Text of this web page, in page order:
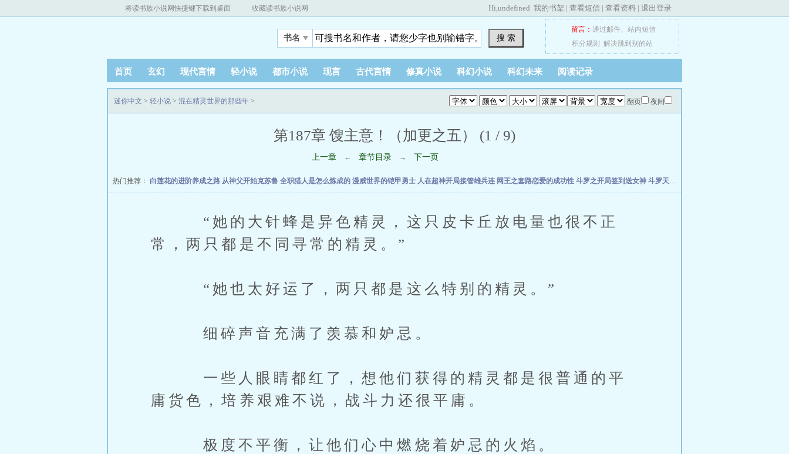
将读书族小说网快捷键下载到桌面 收藏读书族小说网 Hi,undefined 我的书架 | 查看短信 | 查看资料 | 退出登录
书名 搜 索
留言： 通过邮件、 站内短信
积分规则
解决跳到别的站
首页 玄幻 现代言情 轻小说 都市小说 现言 古代言情 修真小说 科幻小说 科幻未来 阅读记录
翻页 夜间
迷你中文 > 轻小说 > 混在精灵世界的那些年 >
第187章 馊主意！（加更之五） (1 / 9)
上一章 ← 章节目录 → 下一页
热门推荐： 白莲花的进阶养成之路 从神父开始克苏鲁 全职猎人是怎么炼成的 漫威世界的铠甲勇士 人在超神开局接管雄兵连 网王之套路恋爱的成功性 斗罗之开局签到送女神 斗罗天榜，我的三生武魂瞒不住了
“她的大针蜂是异色精灵，这只皮卡丘放电量也很不正
常，两只都是不同寻常的精灵。”
“她也太好运了，两只都是这么特别的精灵。”
细碎声音充满了羡慕和妒忌。
一些人眼睛都红了，想他们获得的精灵都是很普通的平
庸货色，培养艰难不说，战斗力还很平庸。
极度不平衡，让他们心中燃烧着妒忌的火焰。